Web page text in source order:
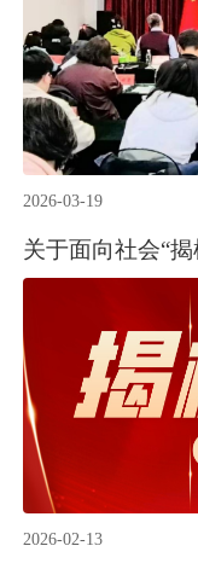
2026-03-19
2026-02-13